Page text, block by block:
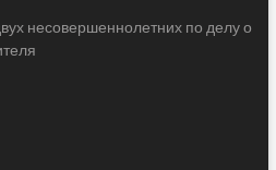
несовершеннолетних по делу о